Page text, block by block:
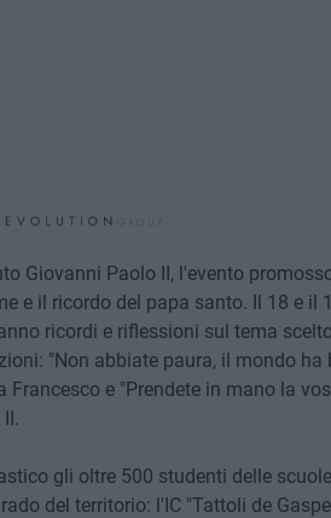
Giovanni Paolo II, l'evento
e il ricordo del papa santo. Il 18 e il
ricordi e riflessioni sul tema
"Non abbiate paura, il mondo ha
e "Prendete in mano la
gli oltre 500 studenti delle
del territorio: l'IC "Tattoli de